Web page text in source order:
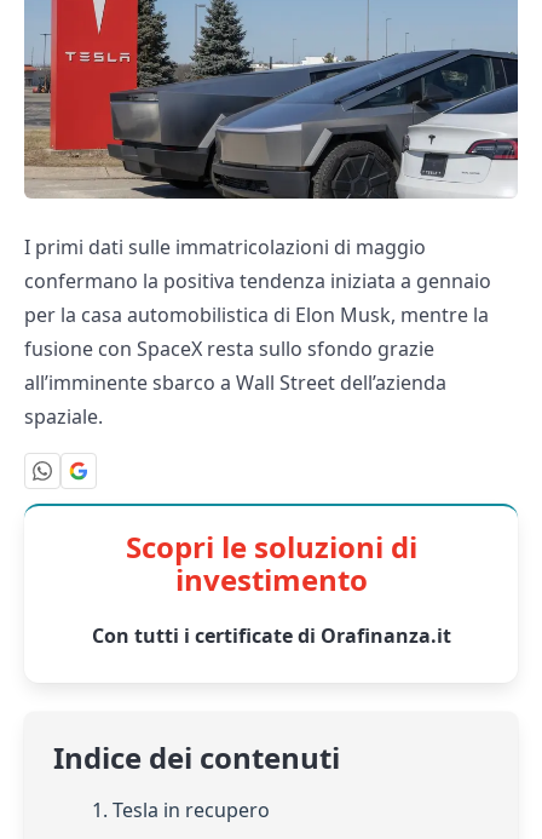
I primi dati sulle immatricolazioni di maggio
confermano la positiva tendenza iniziata a gennaio
per la casa automobilistica di Elon Musk, mentre la
fusione con SpaceX resta sullo sfondo grazie
all’imminente sbarco a Wall Street dell’azienda
spaziale.
Scopri le soluzioni di
investimento
Con tutti i certificate di Orafinanza.it
Indice dei contenuti
1. Tesla in recupero